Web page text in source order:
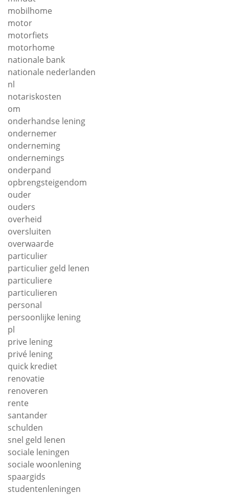
mobilhome
motor
motorfiets
motorhome
nationale bank
nationale nederlanden
nl
notariskosten
om
onderhandse lening
ondernemer
onderneming
ondernemings
onderpand
opbrengsteigendom
ouder
ouders
overheid
oversluiten
overwaarde
particulier
particulier geld lenen
particuliere
particulieren
personal
persoonlijke lening
pl
prive lening
privé lening
quick krediet
renovatie
renoveren
rente
santander
schulden
snel geld lenen
sociale leningen
sociale woonlening
spaargids
studentenleningen